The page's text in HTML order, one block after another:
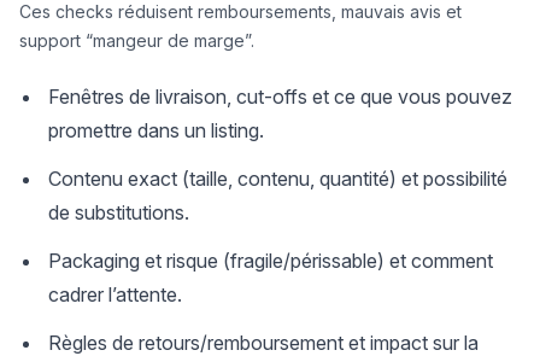
Ces checks réduisent remboursements, mauvais avis et
support “mangeur de marge”.
Fenêtres de livraison, cut-offs et ce que vous pouvez
promettre dans un listing.
Contenu exact (taille, contenu, quantité) et possibilité
de substitutions.
Packaging et risque (fragile/périssable) et comment
cadrer l’attente.
Règles de retours/remboursement et impact sur la